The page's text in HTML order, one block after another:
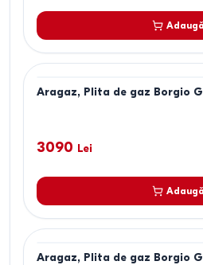
Adaugă
Aragaz, Plita de gaz Borgio
3090 Lei
Adaugă
Aragaz, Plita de gaz Borgio